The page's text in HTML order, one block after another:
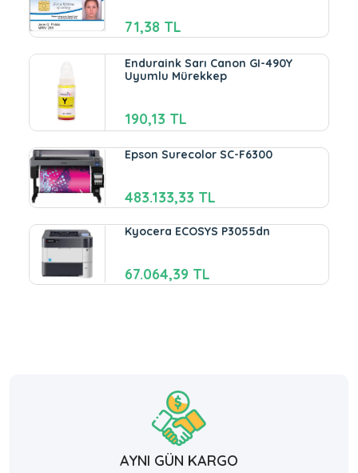
71,38 TL
Enduraink Sarı Canon GI-490Y
Uyumlu Mürekkep
190,13 TL
Epson Surecolor SC-F6300
483.133,33 TL
Kyocera ECOSYS P3055dn
67.064,39 TL
AYNI GÜN KARGO